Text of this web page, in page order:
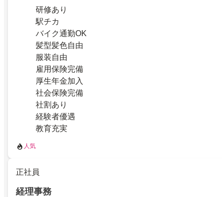
研修あり
駅チカ
バイク通勤OK
髪型髪色自由
服装自由
雇用保険完備
厚生年金加入
社会保険完備
社割あり
経験者優遇
教育充実
人気
正社員
経理事務